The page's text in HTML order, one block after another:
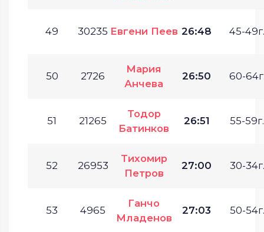
49 30235 Евгени Пеев 26:48 45-49г.
50 2726
Мария
Анчева
26:50 60-
51 21265
Тодор
Батинков
26:51 55-59г.
52 26953
Тихомир
Петров
27:00 30-34г.
53 4965
Ганчо
Младенов
27:03 50-54г.